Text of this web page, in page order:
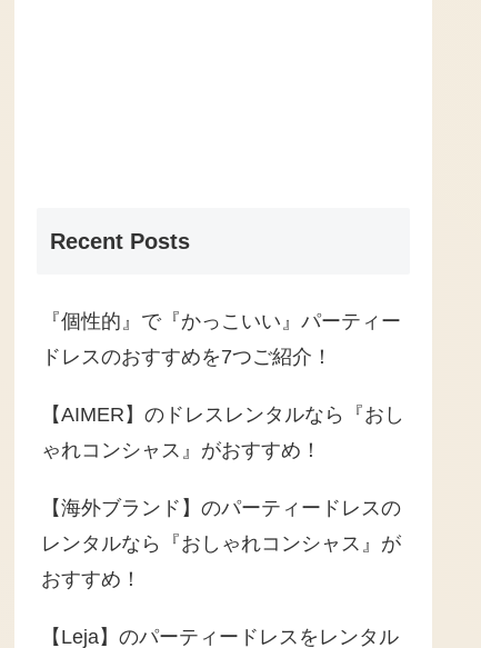
Recent Posts
『個性的』で『かっこいい』パーティー
ドレスのおすすめを7つご紹介！
【AIMER】のドレスレンタルなら『おし
ゃれコンシャス』がおすすめ！
【海外ブランド】のパーティードレスの
レンタルなら『おしゃれコンシャス』が
おすすめ！
【Leja】のパーティードレスをレンタル